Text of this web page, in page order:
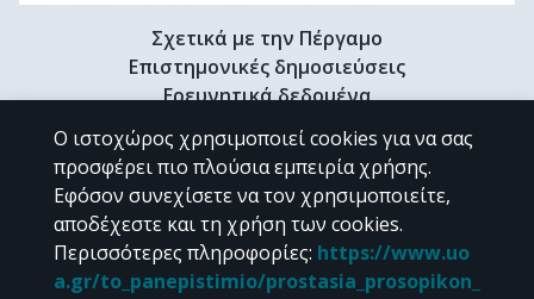
Σχετικά με την Πέργαμο
Επιστημονικές δημοσιεύσεις
Ερευνητικά δεδομένα
Διδακτορικές διατριβές & Γκρίζα βιβλιογραφία
Προφίλ Ερευνητή
CC BY-NC 4.0
Ο ιστοχώρος χρησιμοποιεί cookies για να σας
προσφέρει πιο πλούσια εμπειρία χρήσης.
Εφόσον συνεχίσετε να τον χρησιμοποιείτε,
αποδέχεστε και τη χρήση των cookies.
Περισσότερες πληροφορίες: https://www.uo
a.gr/to_panepistimio/prostasia_prosopikon_